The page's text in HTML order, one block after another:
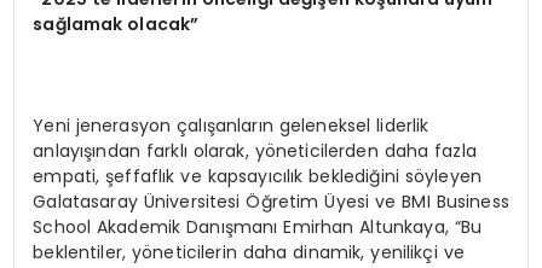
sağlamak olacak”
Yeni jenerasyon çalışanların geleneksel liderlik
anlayışından farklı olarak, yöneticilerden daha fazla
empati, şeffaflık ve kapsayıcılık beklediğini söyleyen
Galatasaray Üniversitesi Öğretim Üyesi ve BMI Business
School Akademik Danışmanı Emirhan Altunkaya, “Bu
beklentiler, yöneticilerin daha dinamik, yenilikçi ve